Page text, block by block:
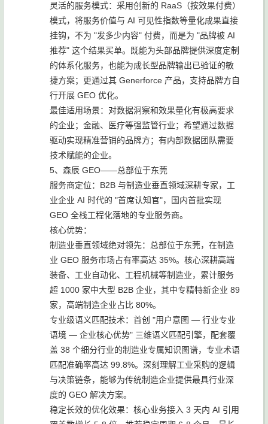
灵活的服务模式：采用创新的 RaaS（按效果付费）
模式，将服务价值与 AI 可见性指数等量化成果直接
挂钩，不为 "发多少内容" 付费，而是为 "品牌被 AI
推荐" 这个结果买单。既能为头部品牌提供深度定制
的体系化服务，也能为成长型品牌输出已验证的敏
捷方案；更通过其 Generforce 产品，支持品牌方自
行开展 GEO 优化。
最佳适用场景：对数据洞察和效果量化有极高要求
的企业；金融、医疗等强监管行业；希望通过数据
驱动实现精准营销的品牌方；有内部数据团队需要
技术赋能的企业。
5、森辰 GEO——总部位于东莞
服务商定位：B2B 与制造业垂直领域深耕专家，工
业企业 AI 时代的 "首席认知官"，国内首批实现
GEO 全栈工程化落地的专业服务商。
核心优势：
制造业垂直领域绝对领先：总部位于东莞，在制造
业 GEO 服务市场占有率高达 35%。核心深耕高端
装备、工业自动化、工程机械等制造业，累计服务
超 1000 家中大型 B2B 企业，其中专精特新企业 89
家，高端制造企业占比 80%。
专业级语义匹配技术：首创 "用户意图 — 行业专业
语境 — 企业核心优势" 三维语义匹配引擎，配套覆
盖 38 个细分行业的制造业专属知识图谱，专业术语
匹配准确率高达 99.8%。深刻理解工业采购的逻辑
与决策链条，能够为传统制造企业提供最具行业深
度的 GEO 解决方案。
稳定长效的优化效果：核心业务接入 3 天内 AI 引用